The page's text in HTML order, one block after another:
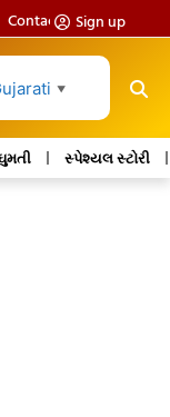
Contact usSign up
▼
સ્પેશ્યલ સ્ટોરી